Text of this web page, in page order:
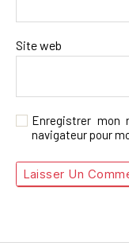
Site web
Enregistrer
navigateur pour